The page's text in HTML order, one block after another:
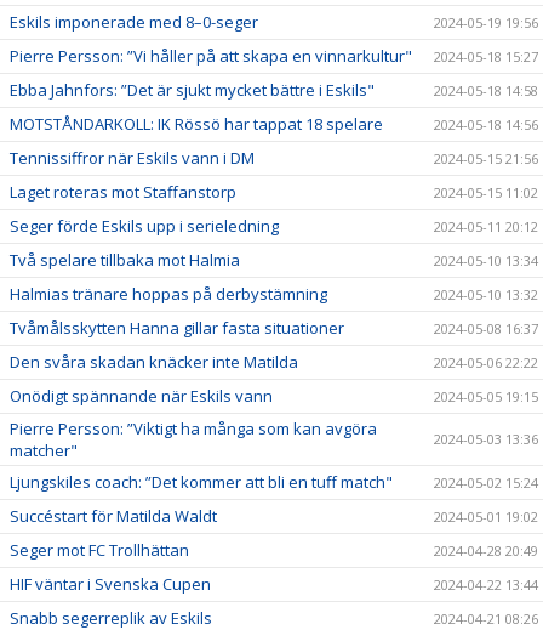
Eskils imponerade med 8–0-seger 2024-05-19 19:56
Pierre Persson: ”Vi håller på att skapa en vinnarkultur" 2024-05-18 15:27
Ebba Jahnfors: ”Det är sjukt mycket bättre i Eskils" 2024-05-18 14:58
MOTSTÅNDARKOLL: IK Rössö har tappat 18 spelare 2024-05-18 14:56
Tennissiffror när Eskils vann i DM 2024-05-15 21:56
Laget roteras mot Staffanstorp 2024-05-15 11:02
Seger förde Eskils upp i serieledning 2024-05-11 20:12
Två spelare tillbaka mot Halmia 2024-05-10 13:34
Halmias tränare hoppas på derbystämning 2024-05-10 13:32
Tvåmålsskytten Hanna gillar fasta situationer 2024-05-08 16:37
Den svåra skadan knäcker inte Matilda 2024-05-06 22:22
Onödigt spännande när Eskils vann 2024-05-05 19:15
Pierre Persson: ”Viktigt ha många som kan avgöra
matcher"
2024-05-03 13:36
Ljungskiles coach: ”Det kommer att bli en tuff match" 2024-05-02 15:24
Succéstart för Matilda Waldt 2024-05-01 19:02
Seger mot FC Trollhättan 2024-04-28 20:49
HIF väntar i Svenska Cupen 2024-04-22 13:44
Snabb segerreplik av Eskils 2024-04-21 08:26